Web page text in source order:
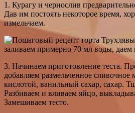
1. Курагу и чернослив
Дав им постоять некоторое время,
измельчаем.
заливаем примерно 70 мл воды, даем
3. Начинаем приготовление теста.
добавляем размельченное
кислотой, ванильный сахар, сахар.
Разбиваем и вливаем яйцо,
Замешиваем тесто.